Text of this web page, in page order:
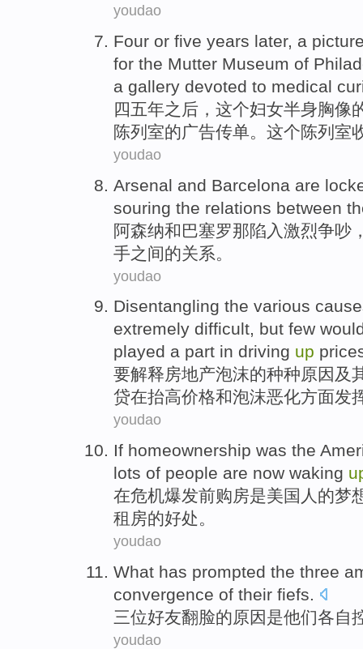
youdao
Four or five years later, a
for the Mutter Museum of
a gallery devoted to medical
四五年之后 ，这个妇女半身胸像
陈列室的广告传单。这个陈列室
youdao
Arsenal and Barcelona are
souring the relations between
阿森纳和巴塞罗那陷入 激烈争吵
手之间的关系。
youdao
Disentangling the various
extremely difficult, but few
played a part in driving up
要解释房地产泡沫的种种原因 及
贷在抬高价格和泡沫恶化方面发
youdao
If homeownership was the
lots of people are now waking
在危机爆发前购房是美国 人 的梦
租房的好处。
youdao
What has prompted the three
convergence of their fiefs.
三位好友翻脸的原因是他们各自
youdao